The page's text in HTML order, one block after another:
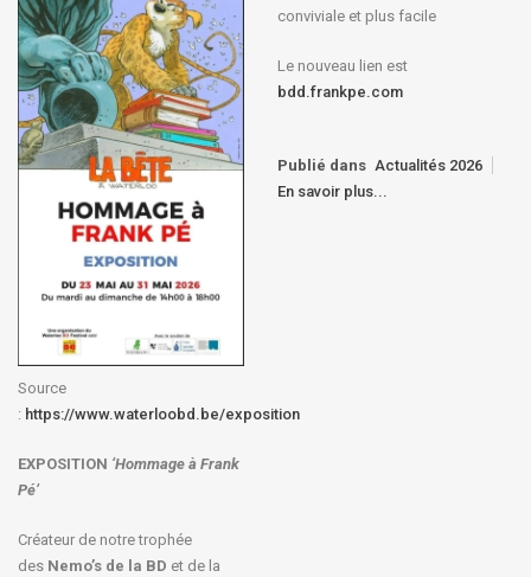
Source
: https://www.waterloobd.be/exposition
EXPOSITION ‘Hommage à Frank
Pé’
Créateur de notre trophée
des Nemo’s de la BD et de la
conviviale et plus facile
Le nouveau lien est
bdd.frankpe.com
Publié dans Actualités 2026
En savoir plus...